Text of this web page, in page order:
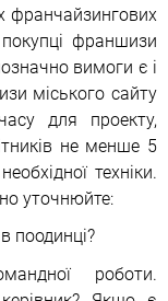
франчайзингових
франшизи
вимоги є і
міського сайту
для проекту,
не менше 5
техніки.
уточнюйте:
поодинці?
роботи.